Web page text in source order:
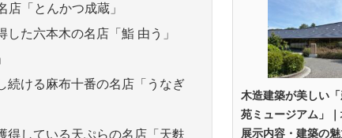
「とんかつ成蔵」
た六本木の名店「鮨 由う」
続ける麻布十番の名店「うなぎ
得している天ぷらの名店「天麩
木造建築が美しい
苑ミュージアム」
展示内容・建築の